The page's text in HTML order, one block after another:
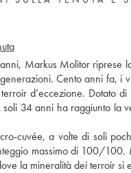
Markus Molitor riprese
Cento anni fa, i
d’eccezione. Dotato
34 anni ha raggiunto la
cuvée, a volte di soli
massimo di 100/100.
la mineralità dei terroir si